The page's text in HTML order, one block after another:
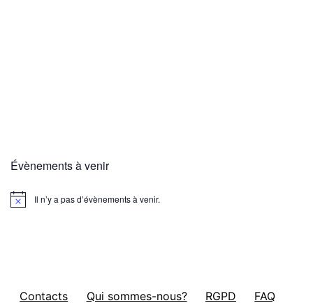
Évènements à venir
Notice Il n’y a pas d’évènements à venir.
Contacts Qui sommes-nous? RGPD FAQ